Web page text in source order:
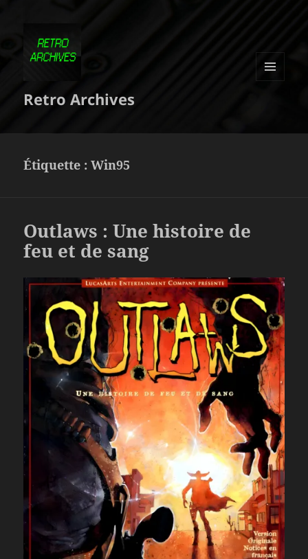
Retro Archives
Étiquette :Win95
Outlaws : Une histoire de
feu et de sang